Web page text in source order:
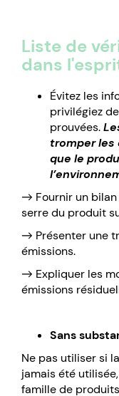
Liste de
dans
Évitez les
privilégiez
prouvées.
tromper les
que le
→ Fournir un bilan
serre du produit
→ Présenter une
émissions.
→ Expliquer les
émissions
Sans
Ne pas utiliser si
jamais été
famille de